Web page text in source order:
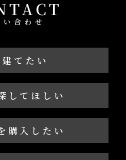
い合わせ
てたい
してほしい
購入したい